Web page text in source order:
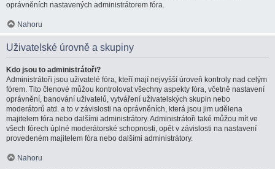
oprávněních nastavených administrátorem fóra.
Nahoru
Uživatelské úrovně a skupiny
Kdo jsou to administrátoři?
Administrátoři jsou uživatelé fóra, kteří mají nejvyšší úroveň kontroly nad celým
fórem. Tito členové můžou kontrolovat všechny aspekty fóra, včetně nastavení
oprávnění, banování uživatelů, vytváření uživatelských skupin nebo
moderátorů atd. a to v závislosti na oprávněních, která jsou jim udělena
majitelem fóra nebo dalšími administrátory. Administrátoři také můžou mít ve
všech fórech úplné moderátorské schopnosti, opět v závislosti na nastavení
provedeném majitelem fóra nebo dalšími administrátory.
Nahoru